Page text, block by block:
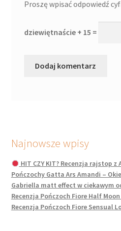
Proszę wpisać odpowiedź
dziewiętnaście + 15 =
Najnowsze wpisy
HIT CZY KIT? Recenzja rajstop z
Pończochy Gatta Ars Amandi –
Gabriella matt effect w ciekawym
Recenzja Pończoch Fiore Half Moon
Recenzja Pończoch Fiore Sensual